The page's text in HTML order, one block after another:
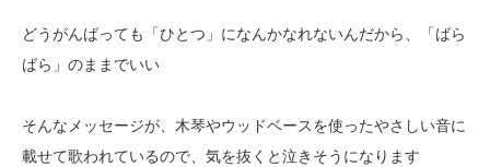
どうがんばっても「ひとつ」になんかなれないんだから、「ばら
ばら」のままでいい
そんなメッセージが、木琴やウッドベースを使ったやさしい音に
載せて歌われているので、気を抜くと泣きそうになります